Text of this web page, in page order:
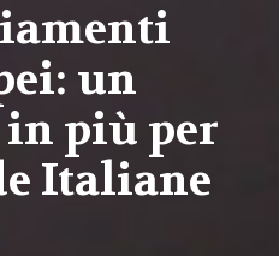
un
più per
Italiane